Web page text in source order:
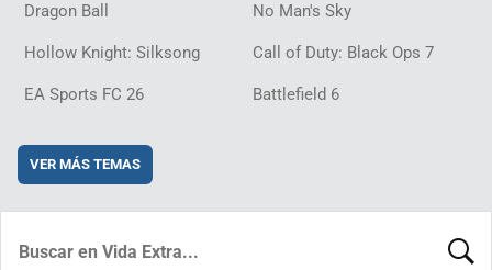
Dragon Ball No Man's Sky
Hollow Knight: Silksong Call of Duty: Black Ops 7
EA Sports FC 26 Battlefield 6
VER MÁS TEMAS